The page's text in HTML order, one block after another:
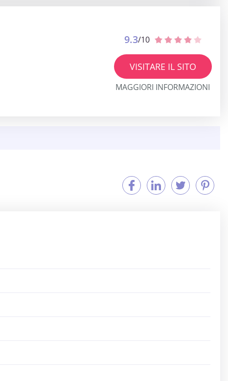
9.3/10
VISITARE IL SITO
MAGGIORI INFORMAZIONI